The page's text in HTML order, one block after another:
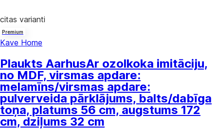
citas varianti
Premium
Kave Home
Plaukts AarhusAr ozolkoka imitāciju,
no MDF, virsmas apdare:
melamīns/virsmas apdare:
pulverveida pārklājums, balts/dabīga
toņa, platums 56 cm, augstums 172
cm, dziļums 32 cm